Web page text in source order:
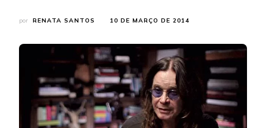
por RENATA SANTOS 10 DE MARÇO DE 2014